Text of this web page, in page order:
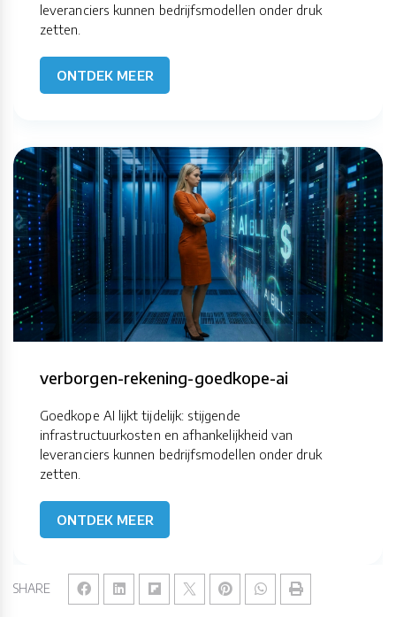
SHARE
leveranciers kunnen bedrijfsmodellen onder druk
zetten.
ONTDEK MEER
verborgen-rekening-goedkope-ai
Goedkope AI lijkt tijdelijk: stijgende
infrastructuurkosten en afhankelijkheid van
leveranciers kunnen bedrijfsmodellen onder druk
zetten.
ONTDEK MEER